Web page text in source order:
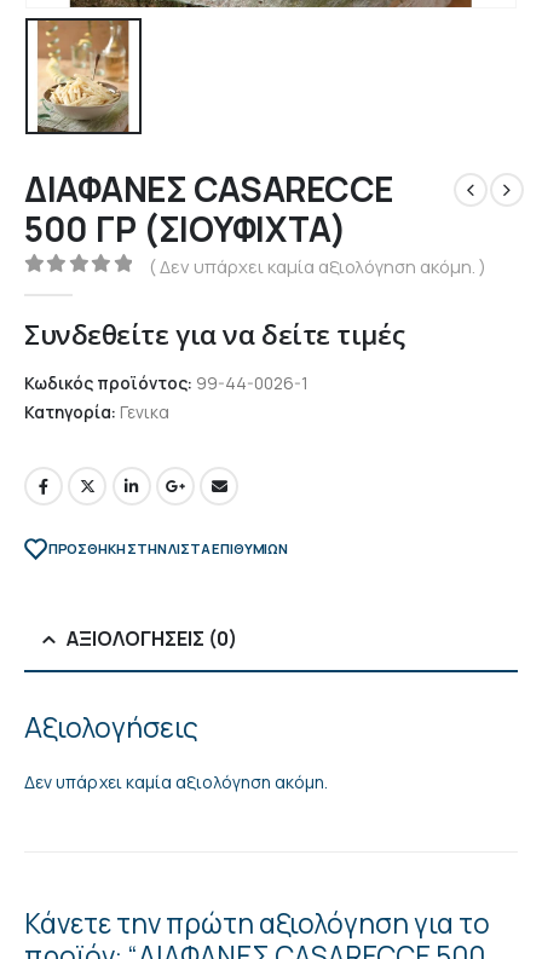
ΔΙΑΦΑΝΕΣ CASARECCE
500 ΓΡ (ΣΙΟΥΦΙΧΤΑ)
0out of 5
( Δεν υπάρχει καμία αξιολόγηση ακόμη. )
Συνδεθείτε για να δείτε τιμές
Κωδικός προϊόντος: 99-44-0026-1
Κατηγορία: Γενικα
ΠΡΌΣΘΉΚΗ ΣΤΗΝ ΛΊΣΤΑ ΕΠΙΘΥΜΙΏΝ
ΑΞΙΟΛΟΓΉΣΕΙΣ (0)
Αξιολογήσεις
Δεν υπάρχει καμία αξιολόγηση ακόμη.
Κάνετε την πρώτη αξιολόγηση για το